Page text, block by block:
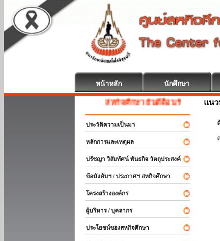
หน้าหลัก นักศึกษา
สหกิจศึกษา ยินดีต้อนรับ
ประวัติความเป็นมา
หลักการและเหตุผล
ปรัชญา วิสัยทัศน์ พันธกิจ วัตถุประสงค์
ข้อบังคับฯ / ประกาศฯ สหกิจศึกษา
โครงสร้างองค์กร
ผู้บริหาร / บุคลากร
ประโยชน์ของสหกิจศึกษา
แน